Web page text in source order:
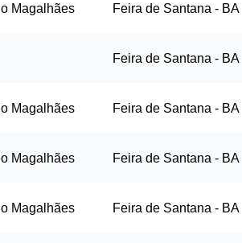
Magalhães Feira de Santana - BA
Feira de Santana - BA
Magalhães Feira de Santana - BA
Magalhães Feira de Santana - BA
Magalhães Feira de Santana - BA